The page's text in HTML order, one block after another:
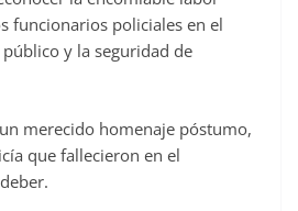
funcionarios policiales en el
y la seguridad de
merecido homenaje póstumo,
que fallecieron en el